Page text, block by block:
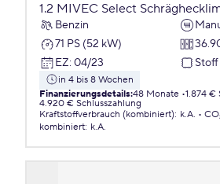
1.2 MIVEC Select
Benzin
71 PS (52 kW)
EZ: 04/23 Stoff
in 4 bis 8 Wochen
Finanzierungsdetails:48 Monate 1.874 €
4.920 € Schlusszahlung
Kraftstoffverbrauch (kombiniert): k.A.
kombiniert: k.A.